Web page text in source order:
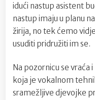
idući nastup asistent
nastup imaju u planu
žirija, no tek ćemo
usuditi pridružiti im se.
Na pozornicu se vraća
koja je vokalnom
sramežljive djevojke